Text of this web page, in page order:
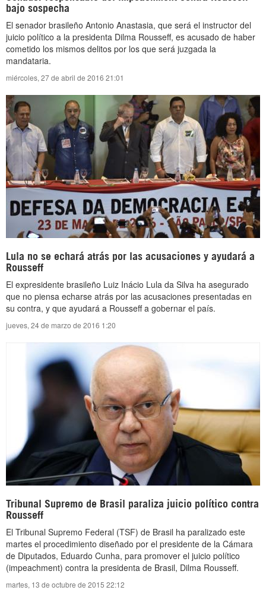
bajo sospecha
El senador brasileño Antonio Anastasia, que será el instructor del
juicio político a la presidenta Dilma Rousseff, es acusado de haber
cometido los mismos delitos por los que será juzgada la
mandataria.
miércoles, 27 de abril de 2016 21:01
Lula no se echará atrás por las acusaciones y ayudará a
Rousseff
El expresidente brasileño Luiz Inácio Lula da Silva ha asegurado
que no piensa echarse atrás por las acusaciones presentadas en
su contra, y que ayudará a Rousseff a gobernar el país.
jueves, 24 de marzo de 2016 1:20
Tribunal Supremo de Brasil paraliza juicio político contra
Rousseff
El Tribunal Supremo Federal (TSF) de Brasil ha paralizado este
martes el procedimiento diseñado por el presidente de la Cámara
de Diputados, Eduardo Cunha, para promover el juicio político
(impeachment) contra la presidenta de Brasil, Dilma Rousseff.
martes, 13 de octubre de 2015 22:12